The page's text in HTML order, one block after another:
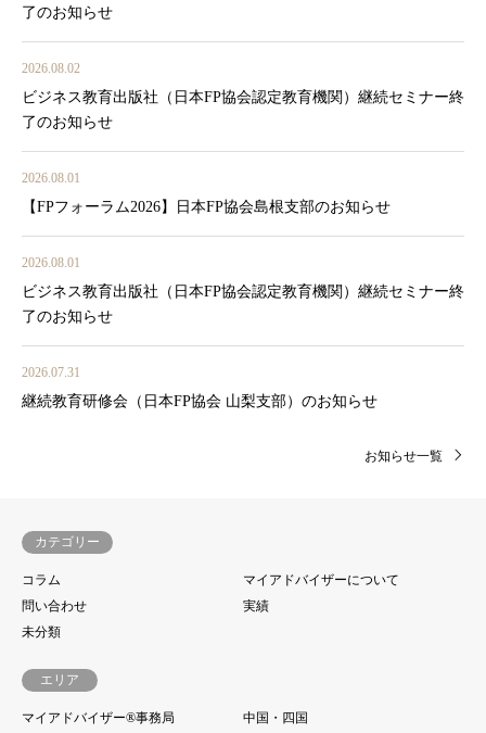
了のお知らせ
2026.08.02
ビジネス教育出版社（日本FP協会認定教育機関）継続セミナー終
了のお知らせ
2026.08.01
【FPフォーラム2026】日本FP協会島根支部のお知らせ
2026.08.01
ビジネス教育出版社（日本FP協会認定教育機関）継続セミナー終
了のお知らせ
2026.07.31
継続教育研修会（日本FP協会 山梨支部）のお知らせ
お知らせ一覧
カテゴリー
コラム
マイアドバイザーについて
問い合わせ
実績
未分類
エリア
マイアドバイザー®事務局 中国・四国